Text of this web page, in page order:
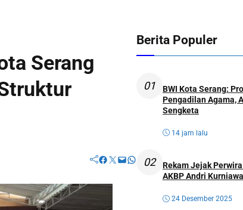
Serang
Facebook Twitter Mail WhatsApp
Berita Populer
01
BWI Kota Serang:
Pengadilan Agama,
Sengketa
14 jam lalu
02
Rekam Jejak
AKBP Andri
24 Desember 2025